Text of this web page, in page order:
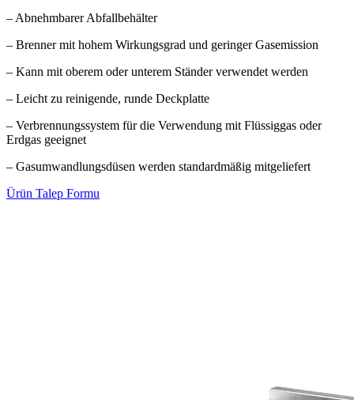
– Abnehmbarer Abfallbehälter
– Brenner mit hohem Wirkungsgrad und geringer Gasemission
– Kann mit oberem oder unterem Ständer verwendet werden
– Leicht zu reinigende, runde Deckplatte
– Verbrennungssystem für die Verwendung mit Flüssiggas oder
Erdgas geeignet
– Gasumwandlungsdüsen werden standardmäßig mitgeliefert
Ürün Talep Formu